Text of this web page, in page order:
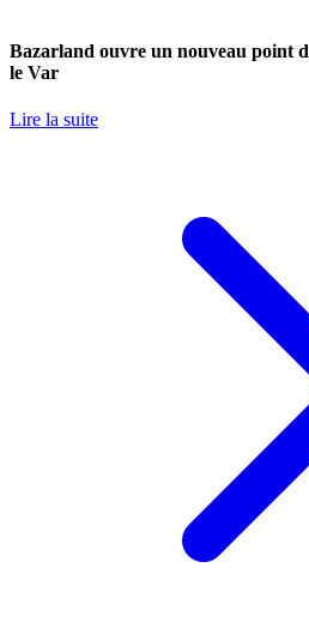
Bazarland ouvre un nouveau point
le Var
Lire la suite